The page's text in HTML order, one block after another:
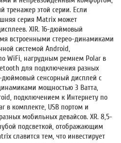
тренажер этой серии. Если
серия Matrix может
XIR. 16-дюймовый
встроенными стерео-динамиками
системой Android,
WiFi, нагрудным ремнем Polar в
для подключения разных
дюймовый сенсорный дисплей с
мощностью 3 Ватта,
подключением к Интернету по
в комплекте, USB портом и
мобильных девайсов. XR. 8,5-
подсветкой, отображающим
славится тем, что инвестирует